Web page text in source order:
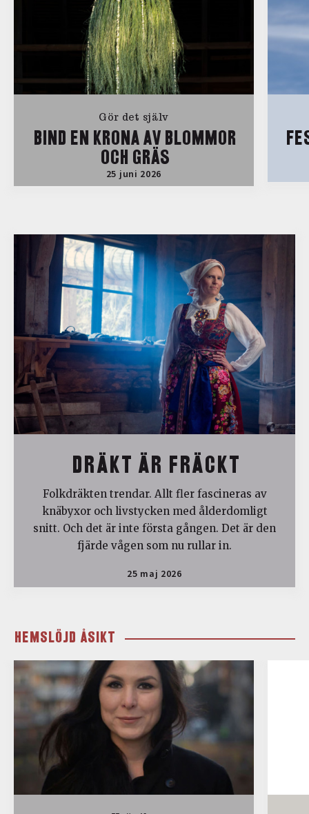
Gör det själv
BIND EN KRONA AV BLOMMOR
OCH GRÄS
25 juni 2026
DRÄKT ÄR FRÄCKT
Folkdräkten trendar. Allt fler fascineras av
knäbyxor och livstycken med ålderdomligt
snitt. Och det är inte första gången. Det är den
fjärde vågen som nu rullar in.
25 maj 2026
HEMSLÖJD ÅSIKT